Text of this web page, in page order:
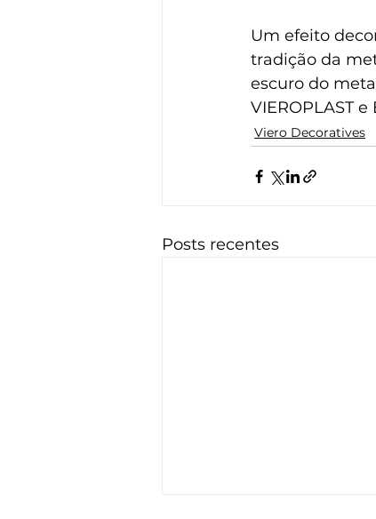
Um efeito
tradição da
escuro do
VIEROPLAST e
Viero Decoratives
Posts recentes